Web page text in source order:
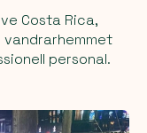
Costa Rica,
personal.